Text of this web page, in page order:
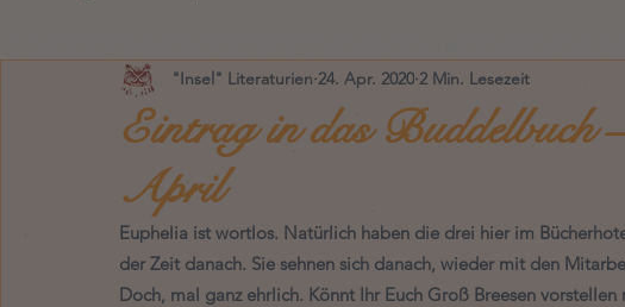
Kreativität Gutshotel Lädchen Lädi L. i1
Eintrag in das Buddelbuch
April
"Insel" Literaturien 24. Apr. 2020 2 Min. Lesezeit
Euphelia ist wortlos. Natürlich haben die drei hier im
der Zeit danach. Sie sehnen sich danach, wieder mit den
Doch, mal ganz ehrlich. Könnt Ihr Euch Groß Breesen